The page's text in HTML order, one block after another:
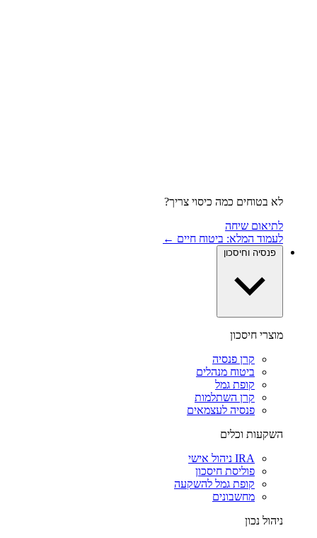
לא בטוחים כמה כיסוי צריך?
לתיאום שיחה
לעמוד המלא: ביטוח חיים ←
פנסיה וחיסכון
מוצרי חיסכון
קרן פנסיה
ביטוח מנהלים
קופת גמל
קרן השתלמות
פנסיה לעצמאים
השקעות וכלים
IRA ניהול אישי
פוליסת חיסכון
קופת גמל להשקעה
מחשבונים
ניהול נכון